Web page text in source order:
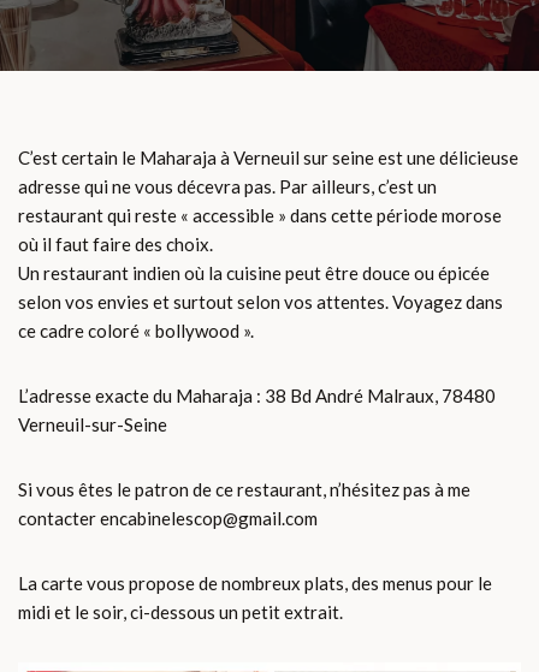
C’est certain le Maharaja à Verneuil sur seine est une délicieuse
adresse qui ne vous décevra pas. Par ailleurs, c’est un
restaurant qui reste « accessible » dans cette période morose
où il faut faire des choix.
Un restaurant indien où la cuisine peut être douce ou épicée
selon vos envies et surtout selon vos attentes. Voyagez dans
ce cadre coloré « bollywood ».
L’adresse exacte du Maharaja : 38 Bd André Malraux, 78480
Verneuil-sur-Seine
Si vous êtes le patron de ce restaurant, n’hésitez pas à me
contacter encabinelescop@gmail.com
La carte vous propose de nombreux plats, des menus pour le
midi et le soir, ci-dessous un petit extrait.